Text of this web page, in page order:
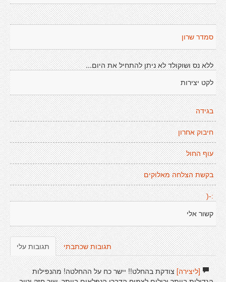
סמדר שרון
ללא נס ושוקולד לא ניתן להתחיל את היום...
לקט יצירות
בגידה
חיבוק אחרון
עוף החול
בקשת הצלחה מאלוקים
:-(
קשור אלי
תגובות עלי תגובות שכתבתי
[ליצירה]צודקת בהחלט!! יישר כח על ההחלטה! מהנפילות